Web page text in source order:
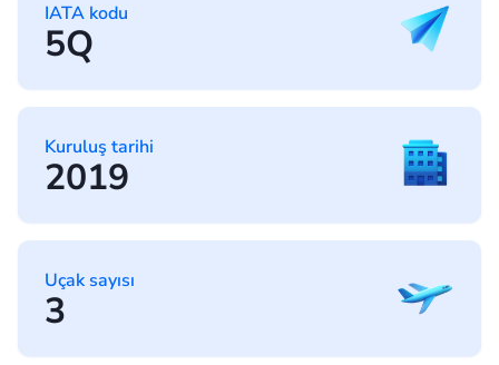
IATA kodu
5Q
Kuruluş tarihi
2019
Uçak sayısı
3